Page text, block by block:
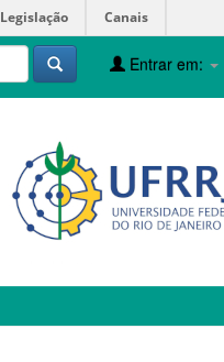
Legislação Canais
Entrar em: